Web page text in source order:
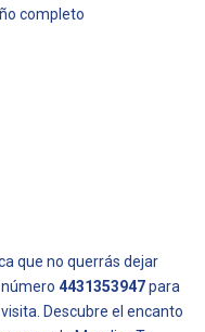
completo
que no querrás dejar
4431353947para
Descubre el encanto